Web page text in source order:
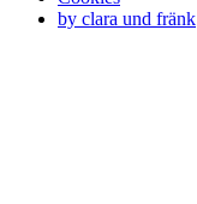
by clara und fränk